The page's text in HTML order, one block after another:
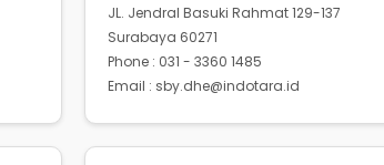
JL. Jendral Basuki Rahmat 129-137
Surabaya 60271
Phone : 031 - 3360 1485
Email : sby.dhe@indotara.id